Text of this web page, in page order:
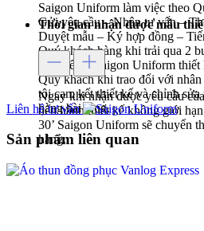
Saigon Uniform làm việc theo
Gửi yêu cầu – Nhận tư vấn –
Duyệt mẫu – Ký hợp đồng –
Quý khách hàng khi trải qua 2
thiết kế do Saigon Uniform
Quý khách khi trao đổi với
tôi cam kết thiết kế và chỉnh
hàng hài lòng.
Thời gian nhận được mẫu
Ngay khi nhận được yêu cầu
tiến hành thiết kế không giới
30’ Saigon Uniform sẽ chuyển
hàng.
Liên hệ tư vấn
Sản phẩm liên quan